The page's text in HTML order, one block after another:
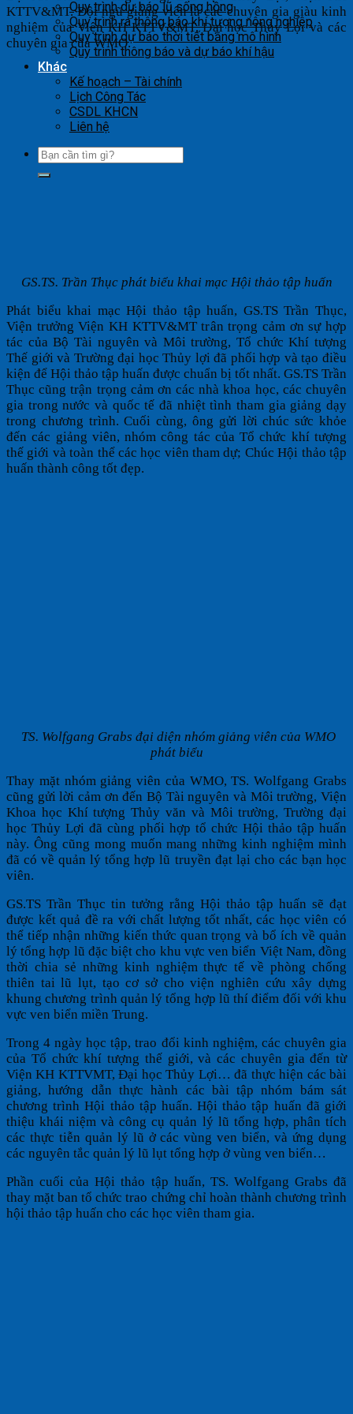
Quy trình dự báo lũ sông hồng
Quy trình ra thông báo khí tượng nông nghiệp
Quy trình dự báo thời tiết bằng mô hình
Quy trình thông báo và dự báo khí hậu
Khác
Kế hoạch – Tài chính
Lịch Công Tác
CSDL KHCN
Liên hệ
KTTV&MT. Đội ngũ giảng viên là các chuyên gia giàu kinh
nghiệm của Viện KH KTTV&MT, Đại học Thủy Lợi và các
chuyên gia của WMO.
GS.TS. Trần Thục phát biểu khai mạc Hội thảo tập huấn
Phát biểu khai mạc Hội thảo tập huấn, GS.TS Trần Thục,
Viện trưởng Viện KH KTTV&MT trân trọng cảm ơn sự hợp
tác của Bộ Tài nguyên và Môi trường, Tổ chức Khí tượng
Thế giới và Trường đại học Thủy lợi đã phối hợp và tạo điều
kiện để Hội thảo tập huấn được chuẩn bị tốt nhất. GS.TS Trần
Thục cũng trận trọng cảm ơn các nhà khoa học, các chuyên
gia trong nước và quốc tế đã nhiệt tình tham gia giảng dạy
trong chương trình. Cuối cùng, ông gửi lời chúc sức khỏe
đến các giảng viên, nhóm công tác của Tổ chức khí tượng
thế giới và toàn thể các học viên tham dự; Chúc Hội thảo tập
huấn thành công tốt đẹp.
TS. Wolfgang Grabs đại diện nhóm giảng viên của WMO
phát biểu
Thay mặt nhóm giảng viên của WMO, TS. Wolfgang Grabs
cũng gửi lời cảm ơn đến Bộ Tài nguyên và Môi trường, Viện
Khoa học Khí tượng Thủy văn và Môi trường, Trường đại
học Thủy Lợi đã cùng phối hợp tổ chức Hội thảo tập huấn
này. Ông cũng mong muốn mang những kinh nghiệm mình
đã có về quản lý tổng hợp lũ truyền đạt lại cho các bạn học
viên.
GS.TS Trần Thục tin tưởng rằng Hội thảo tập huấn sẽ đạt
được kết quả đề ra với chất lượng tốt nhất, các học viên có
thể tiếp nhận những kiến thức quan trọng và bổ ích về quản
lý tổng hợp lũ đặc biệt cho khu vực ven biển Việt Nam, đồng
thời chia sẻ những kinh nghiệm thực tế về phòng chống
thiên tai lũ lụt, tạo cơ sở cho viện nghiên cứu xây dựng
khung chương trình quản lý tổng hợp lũ thí điểm đối với khu
vực ven biển miền Trung.
Trong 4 ngày học tập, trao đổi kinh nghiệm, các chuyên gia
của Tổ chức khí tượng thế giới, và các chuyên gia đến từ
Viện KH KTTVMT, Đại học Thủy Lợi… đã thực hiện các bài
giảng, hướng dẫn thực hành các bài tập nhóm bám sát
chương trình Hội thảo tập huấn. Hội thảo tập huấn đã giới
thiệu khái niệm và công cụ quản lý lũ tổng hợp, phân tích
các thực tiễn quản lý lũ ở các vùng ven biển, và ứng dụng
các nguyên tắc quản lý lũ lụt tổng hợp ở vùng ven biển…
Phần cuối của Hội thảo tập huấn, TS. Wolfgang Grabs đã
thay mặt ban tổ chức trao chứng chỉ hoàn thành chương trình
hội thảo tập huấn cho các học viên tham gia.